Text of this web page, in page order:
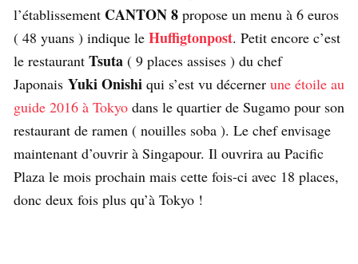
l’établissement CANTON 8 propose un menu à 6 euros
( 48 yuans ) indique le Huffigtonpost. Petit encore c’est
le restaurant Tsuta ( 9 places assises ) du chef
Japonais Yuki Onishi qui s’est vu décerner une étoile au
guide 2016 à Tokyo dans le quartier de Sugamo pour son
restaurant de ramen ( nouilles soba ). Le chef envisage
maintenant d’ouvrir à Singapour. Il ouvrira au Pacific
Plaza le mois prochain mais cette fois-ci avec 18 places,
donc deux fois plus qu’à Tokyo !